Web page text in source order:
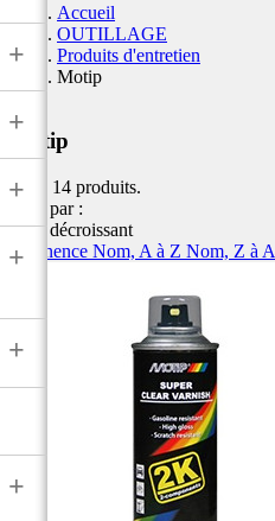
+
+
+
+
+
+
Accueil
OUTILLAGE
Produits d'entretien
Motip
Motip
Il y a 14 produits.
Trier par :
Prix, décroissant
Pertinence Nom, A à Z Nom, Z à A